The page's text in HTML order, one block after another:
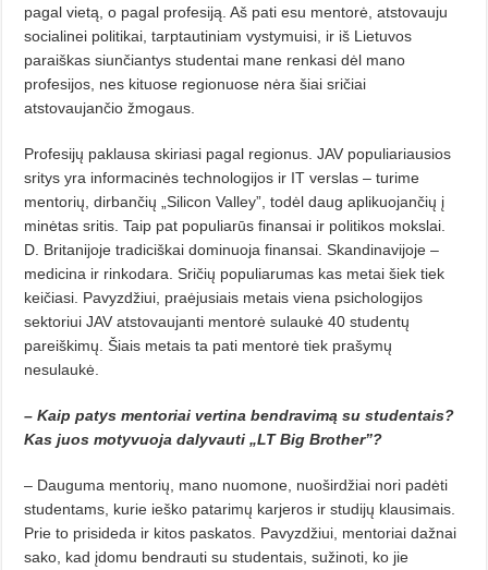
pagal vietą, o pagal profesiją. Aš pati esu mentorė, atstovauju
socialinei politikai, tarptautiniam vystymuisi, ir iš Lietuvos
paraiškas siunčiantys studentai mane renkasi dėl mano
profesijos, nes kituose regionuose nėra šiai sričiai
atstovaujančio žmogaus.
Profesijų paklausa skiriasi pagal regionus. JAV populiariausios
sritys yra informacinės technologijos ir IT verslas – turime
mentorių, dirbančių „Silicon Valley”, todėl daug aplikuojančių į
minėtas sritis. Taip pat populiarūs finansai ir politikos mokslai.
D. Britanijoje tradiciškai dominuoja finansai. Skandinavijoje –
medicina ir rinkodara. Sričių populiarumas kas metai šiek tiek
keičiasi. Pavyzdžiui, praėjusiais metais viena psichologijos
sektoriui JAV atstovaujanti mentorė sulaukė 40 studentų
pareiškimų. Šiais metais ta pati mentorė tiek prašymų
nesulaukė.
– Kaip patys mentoriai vertina bendravimą su studentais?
Kas juos motyvuoja dalyvauti „LT Big Brother”?
– Dauguma mentorių, mano nuomone, nuoširdžiai nori padėti
studentams, kurie ieško patarimų karjeros ir studijų klausimais.
Prie to prisideda ir kitos paskatos. Pavyzdžiui, mentoriai dažnai
sako, kad įdomu bendrauti su studentais, sužinoti, ko jie